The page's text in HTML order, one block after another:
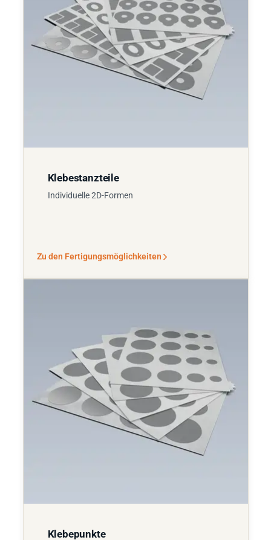
Klebestanzteile
Individuelle 2D-Formen
Zu den Fertigungsmöglichkeiten
Klebepunkte